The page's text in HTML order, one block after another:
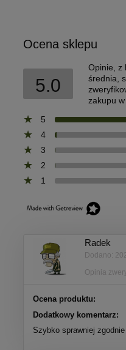
Ocena sklepu
5.0
Opinie, z
średnia,
zakupu w
5
4
3
2
1
Radek
Dodano:
Opinia
Ocena produktu:
Dodatkowy komentarz:
Szybko sprawniej